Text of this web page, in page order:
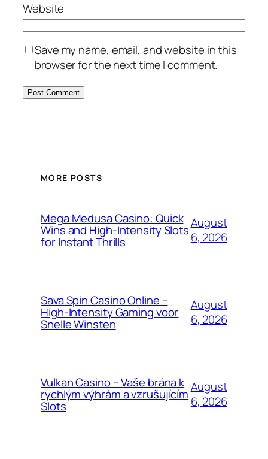
Website
Save my name, email, and website in this
browser for the next time I comment.
MORE POSTS
Mega Medusa Casino: Quick
Wins and High‑Intensity Slots
for Instant Thrills
August
6, 2026
Sava Spin Casino Online –
High‑Intensity Gaming voor
Snelle Winsten
August
6, 2026
Vulkan Casino – Vaše brána k
rychlým výhrám a vzrušujícím
Slots
August
6, 2026